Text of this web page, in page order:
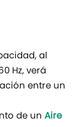
al
Hz, verá
entre un
de un Aire